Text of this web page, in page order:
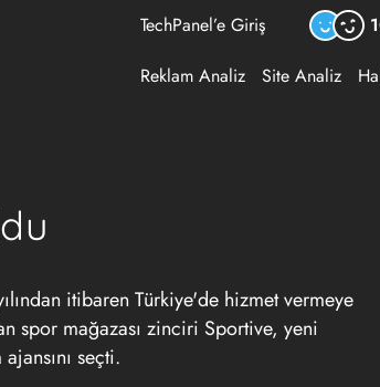
TechPanel’e Giriş
Reklam Analiz Site Analiz
itibaren Türkiye'de hizmet vermeye
spor mağazası zinciri Sportive, yeni
seçti.